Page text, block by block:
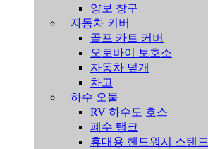
양보 창구
자동차 커버
골프 카트 커버
오토바이 보호소
자동차 덮개
차고
하수 오물
RV 하수도 호스
폐수 탱크
휴대용 핸드워시 스탠드